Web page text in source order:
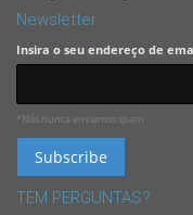
Newsletter
Insira o seu endereço de
*Nós nunca enviamos spam
TEM PERGUNTAS?